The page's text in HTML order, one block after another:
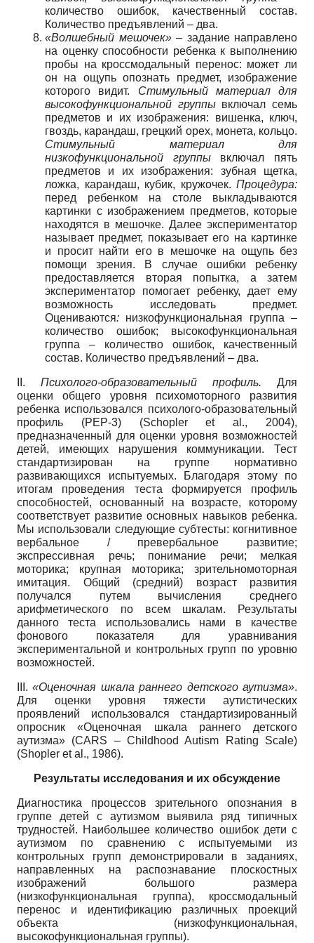
количество ошибок, качественный состав.
Количество предъявлений – два.
«Волшебный мешочек»– задание направлено
на оценку способности ребенка к выполнению
пробы на кроссмодальный перенос: может ли
он на ощупь опознать предмет, изображение
которого видит. Стимульный материал для
высокофункциональной группывключал семь
предметов и их изображения: вишенка, ключ,
гвоздь, карандаш, грецкий орех, монета, кольцо.
Стимульный материал для
низкофункциональной группывключал пять
предметов и их изображения: зубная щетка,
ложка, карандаш, кубик, кружочек. Процедура:
перед ребенком на столе выкладываются
картинки с изображением предметов, которые
находятся в мешочке. Далее экспериментатор
называет предмет, показывает его на картинке
и просит найти его в мешочке на ощупь без
помощи зрения. В случае ошибки ребенку
предоставляется вторая попытка, а затем
экспериментатор помогает ребенку, дает ему
возможность исследовать предмет.
Оцениваются: низкофункциональная группа –
количество ошибок; высокофункциональная
группа – количество ошибок, качественный
состав. Количество предъявлений – два.
II. Психолого-образовательный профиль. Для
оценки общего уровня психомоторного развития
ребенка использовался психолого-образовательный
профиль (PEP-3) (Schopler et al., 2004),
предназначенный для оценки уровня возможностей
детей, имеющих нарушения коммуникации. Тест
стандартизирован на группе нормативно
развивающихся испытуемых. Благодаря этому по
итогам проведения теста формируется профиль
способностей, основанный на возрасте, которому
соответствует развитие основных навыков ребенка.
Мы использовали следующие субтесты: когнитивное
вербальное / превербальное развитие;
экспрессивная речь; понимание речи; мелкая
моторика; крупная моторика; зрительномоторная
имитация. Общий (средний) возраст развития
получался путем вычисления среднего
арифметического по всем шкалам. Результаты
данного теста использовались нами в качестве
фонового показателя для уравнивания
экспериментальной и контрольных групп по уровню
возможностей.
III.«Оценочная шкала раннего детского аутизма».
Для оценки уровня тяжести аутистических
проявлений использовался стандартизированный
опросник «Оценочная шкала раннего детского
аутизма» (CARS – Childhood Autism Rating Scale)
(Shopler et al., 1986).
Результаты исследования и их обсуждение
Диагностика процессов зрительного опознания в
группе детей с аутизмом выявила ряд типичных
трудностей. Наибольшее количество ошибок дети с
аутизмом по сравнению с испытуемыми из
контрольных групп демонстрировали в заданиях,
направленных на распознавание плоскостных
изображений большого размера
(низкофункциональная группа), кроссмодальный
перенос и идентификацию различных проекций
объекта (низкофункциональная,
высокофункциональная группы).